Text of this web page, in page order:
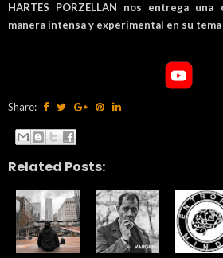
HARTES PORZELLAN nos entrega
manera intensa y experimental en su
Share:
Related Posts: